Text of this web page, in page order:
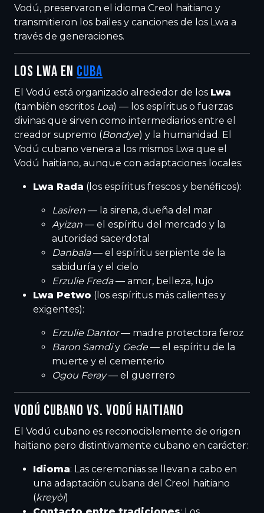
Vodú, preservaron el idioma Creol haitiano y
transmitieron los bailes y canciones de los Lwa a
través de generaciones.
LOS LWA EN CUBA
El Vodú está organizado alrededor de los Lwa
(también escritos Loa) — los espíritus o fuerzas
divinas que sirven como intermediarios entre el
creador supremo (Bondye) y la humanidad. El
Vodú cubano venera a los mismos Lwa que el
Vodú haitiano, aunque con adaptaciones locales:
Lwa Rada (los espíritus frescos y benéficos):
Lasiren — la sirena, dueña del mar
Ayizan — el espíritu del mercado y la
autoridad sacerdotal
Danbala— el espíritu serpiente de la
sabiduría y el cielo
Erzulie Freda— amor, belleza, lujo
Lwa Petwo (los espíritus más calientes y
exigentes):
Erzulie Dantor— madre protectora feroz
Baron Samdiy Gede— el espíritu de la
muerte y el cementerio
Ogou Feray— el guerrero
VODÚ CUBANO VS. VODÚ HAITIANO
El Vodú cubano es reconociblemente de origen
haitiano pero distintivamente cubano en carácter:
Idioma: Las ceremonias se llevan a cabo en
una adaptación cubana del Creol haitiano
(kreyòl)